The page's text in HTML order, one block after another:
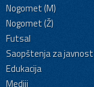
Nogomet (M)
Nogomet (Ž)
Futsal
Saopštenja za javnost
Edukacija
Mediji